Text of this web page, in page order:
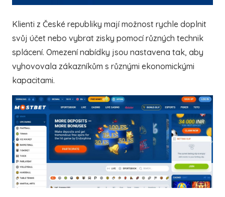
Klienti z České republiky mají možnost rychle doplnit
svůj účet nebo vybrat zisky pomocí různých technik
splácení. Omezení nabídky jsou nastavena tak, aby
vyhovovala zákazníkům s různými ekonomickými
kapacitami.